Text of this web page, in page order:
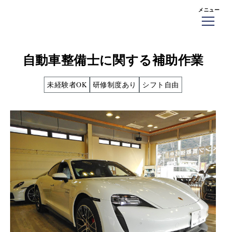
メニュー
自動車整備士に関する補助作業
未経験者OK 研修制度あり シフト自由